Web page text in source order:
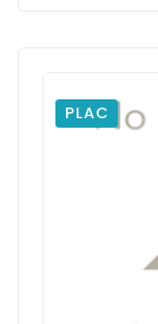
PLAC